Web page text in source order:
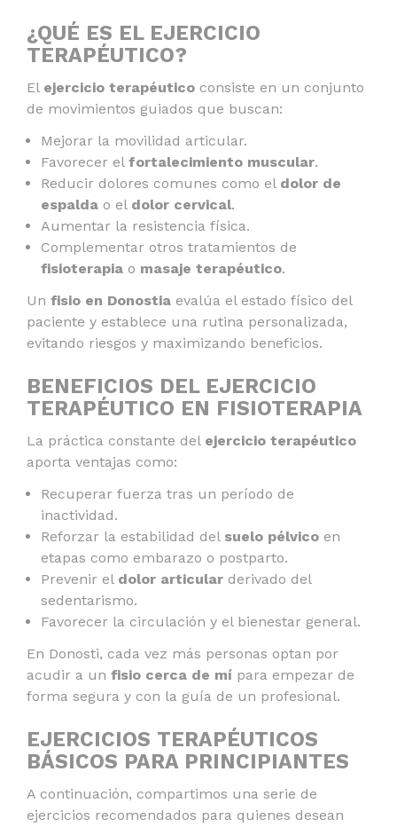
¿QUÉ ES EL EJERCICIO
TERAPÉUTICO?
El ejercicio terapéutico consiste en un conjunto
de movimientos guiados que buscan:
Mejorar la movilidad articular.
Favorecer el fortalecimiento muscular.
Reducir dolores comunes como el dolor de
espalda o el dolor cervical.
Aumentar la resistencia física.
Complementar otros tratamientos de
fisioterapia o masaje terapéutico.
Un fisio en Donostia evalúa el estado físico del
paciente y establece una rutina personalizada,
evitando riesgos y maximizando beneficios.
BENEFICIOS DEL EJERCICIO
TERAPÉUTICO EN FISIOTERAPIA
La práctica constante del ejercicio terapéutico
aporta ventajas como:
Recuperar fuerza tras un período de
inactividad.
Reforzar la estabilidad del suelo pélvico en
etapas como embarazo o postparto.
Prevenir el dolor articular derivado del
sedentarismo.
Favorecer la circulación y el bienestar general.
En Donosti, cada vez más personas optan por
acudir a un fisio cerca de mí para empezar de
forma segura y con la guía de un profesional.
EJERCICIOS TERAPÉUTICOS
BÁSICOS PARA PRINCIPIANTES
A continuación, compartimos una serie de
ejercicios recomendados para quienes desean